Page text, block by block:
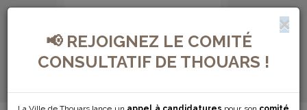
📢 REJOIGNEZ LE COMITÉ
CONSULTATIF DE THOUARS !